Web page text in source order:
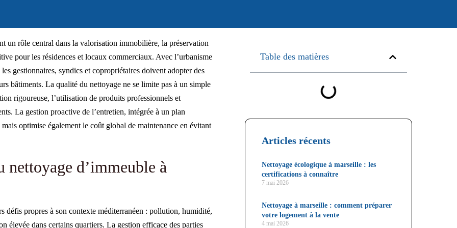
un rôle central dans la valorisation immobilière, la préservation
pour les résidences et locaux commerciaux. Avec l’urbanisme
gestionnaires, syndics et copropriétaires doivent adopter des
bâtiments. La qualité du nettoyage ne se limite pas à un simple
rigoureuse, l’utilisation de produits professionnels et
La gestion proactive de l’entretien, intégrée à un plan
optimise également le coût global de maintenance en évitant
nettoyage d’immeuble à
défis propres à son contexte méditerranéen : pollution, humidité,
élevée dans certains quartiers. La gestion efficace des parties
Table des matières
Articles récents
Nettoyage écologique à marseille : les
certifications à connaître
7 mai 2026
Nettoyage à marseille : comment préparer
votre logement à la vente
4 mai 2026